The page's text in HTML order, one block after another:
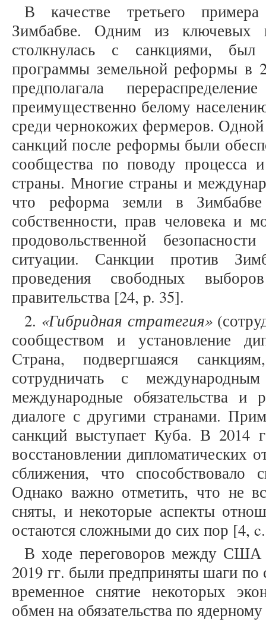
В качестве третьего
Зимбабве. Одним из ключевых
столкнулась с санкциями,
программы земельной реформы в
предполагала
преимущественно белому
среди чернокожих фермеров.
санкций после реформы были
сообщества по поводу процесса
страны. Многие страны и
что реформа земли в
собственности, прав человека и
продовольственной
ситуации. Санкции против
проведения свободных
правительства [24, p. 35].
2. «Гибридная стратегия»
сообществом и установление
Страна, подвергшаяся
сотрудничать с
международные обязательства
диалоге с другими странами.
санкций выступает Куба. В
восстановлении дипломатических
сближения, что способствовало
Однако важно отметить, что не
сняты, и некоторые аспекты
остаются сложными до сих пор [4,
В ходе переговоров между США
2019 гг. были предприняты шаги
временное снятие некоторых
обмен на обязательства по